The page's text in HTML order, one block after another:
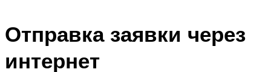
Отправка заявки через
интернет